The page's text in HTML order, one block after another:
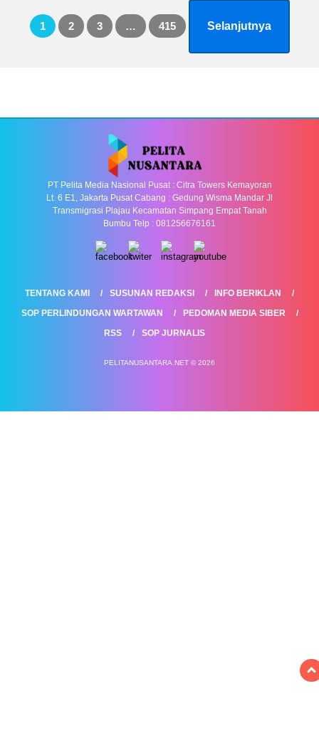
Paginasi
1 2 3 … 415 Selanjutnya
PT Pelita Media Nasional Pusat : Citra Towers Kemayoran
Lt. 6 E1, Jakarta Pusat Cabang : Gedung Wisma Mandar Jl
Transmigrasi Plajau Kecamatan Simpang Empat Tanah
Bumbu Telp : 081256676161
TENTANG KAMI SUSUNAN REDAKSI
INFO BERIKLAN
SOP PERLINDUNGAN WARTAWAN
PEDOMAN MEDIA SIBER
RSS
SOP JURNALIS
PELITANUSANTARA.NET © 2026